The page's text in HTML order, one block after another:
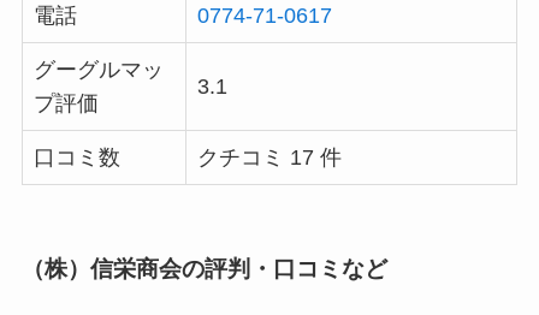
電話 0774-71-0617
グーグルマッ
プ評価
3.1
口コミ数 クチコミ 17 件
（株）信栄商会の評判・口コミなど